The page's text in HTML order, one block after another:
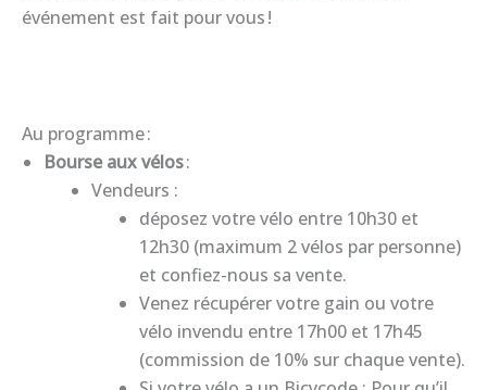
événement est fait pour vous !
Au programme :
Bourse aux vélos:
Vendeurs :
déposez votre vélo entre 10h30 et
12h30 (maximum 2 vélos par personne)
et confiez-nous sa vente.
Venez récupérer votre gain ou votre
vélo invendu entre 17h00 et 17h45
(commission de 10% sur chaque vente).